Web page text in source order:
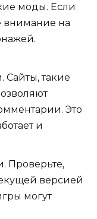
моды. Если
внимание на
Сайты, такие
Это
и
Проверьте,
версией
могут